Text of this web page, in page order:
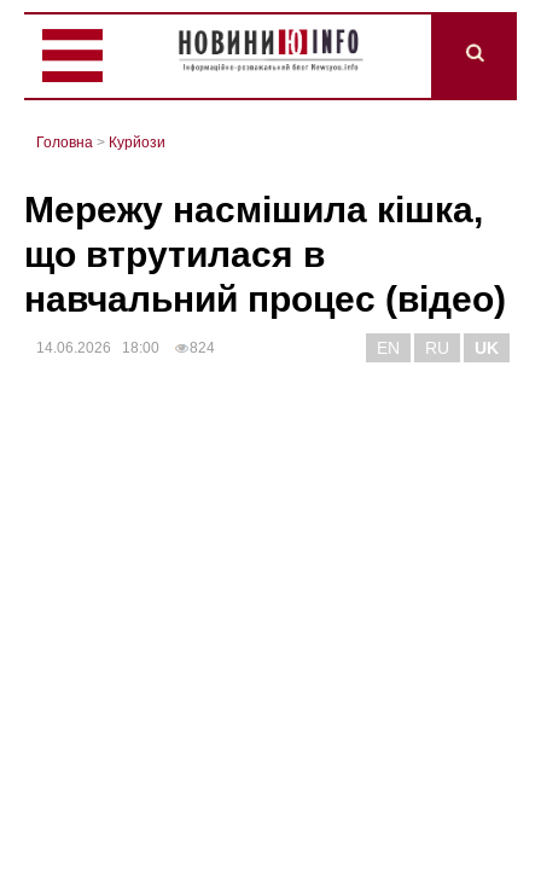
Головна > Курйози
Мережу насмішила кішка,
що втрутилася в
навчальний процес (відео)
14.06.2026 18:00 824 EN RU UK